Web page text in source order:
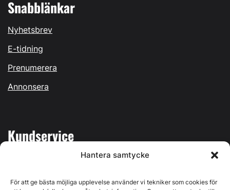
Hantera samtycke
För att ge bästa möjliga upplevelse använder vi tekniker som cookies för
Snabblänkar
Nyhetsbrev
E-tidning
Prenumerera
Annonsera
Kundservice
Kontakta oss